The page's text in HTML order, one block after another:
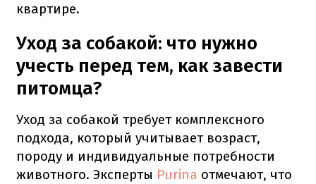
квартире.
Уход за собакой: что нужно
учесть перед тем, как завести
питомца?
Уход за собакой требует комплексного
подхода, который учитывает возраст,
породу и индивидуальные потребности
животного. Эксперты Purina отмечают, что